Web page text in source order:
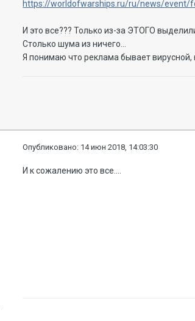
https://worldofwarships.ru/ru/news/event/
И это все??? Только из-за ЭТОГО
Столько шума из ничего...
Я понимаю что реклама бывает вирусной,
Опубликовано: 14 июн 2018, 14:03:30
И к сожалению это все....